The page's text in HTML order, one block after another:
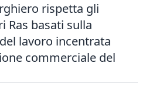
rispetta gli
Ras basati sulla
lavoro incentrata
commerciale del